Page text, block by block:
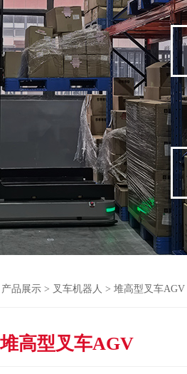
产品展示 > 叉车机器人 > 堆高型叉车AGV
堆高型叉车AGV